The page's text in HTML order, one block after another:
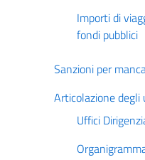
Importi di
fondi pubblici
Sanzioni per
Articolazione degli
Uffici